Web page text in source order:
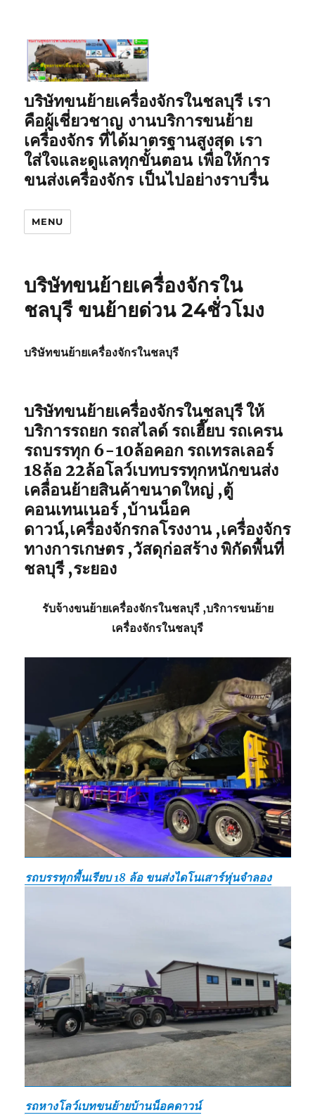
บริษัทขนย้ายเครื่องจักรในชลบุรี เรา
คือผู้เชี่ยวชาญ งานบริการขนย้าย
เครื่องจักร ที่ได้มาตรฐานสูงสุด เรา
ใส่ใจและดูแลทุกขั้นตอน เพื่อให้การ
ขนส่งเครื่องจักร เป็นไปอย่างราบรื่น
MENU
บริษัทขนย้ายเครื่องจักรใน
ชลบุรี ขนย้ายด่วน 24ชั่วโมง
บริษัทขนย้ายเครื่องจักรในชลบุรี
บริษัทขนย้ายเครื่องจักรในชลบุรี ให้
บริการรถยก รถสไลด์ รถเฮี๊ยบ รถเครน
รถบรรทุก 6-10ล้อคอก รถเทรลเลอร์
18ล้อ 22ล้อโลว์เบทบรรทุกหนักขนส่ง
เคลื่อนย้ายสินค้าขนาดใหญ่ ,ตู้
คอนเทนเนอร์ ,บ้านน็อค
ดาวน์,เครื่องจักรกลโรงงาน ,เครื่องจักร
ทางการเกษตร ,วัสดุก่อสร้าง พิกัดพื้นที่
ชลบุรี ,ระยอง
รับจ้างขนย้ายเครื่องจักรในชลบุรี,บริการขนย้าย
เครื่องจักรในชลบุรี
รถบรรทุกพื้นเรียบ 18 ล้อ ขนส่งไดโนเสาร์หุ่นจำลอง
รถหางโลว์เบทขนย้ายบ้านน็อคดาวน์